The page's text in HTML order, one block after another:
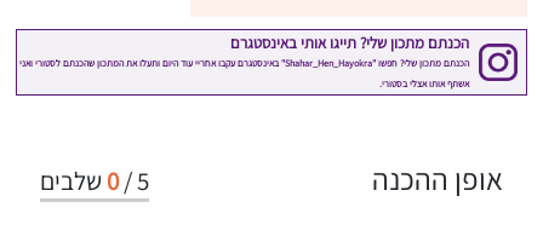
5
/
0 שלבים אופן ההכנה